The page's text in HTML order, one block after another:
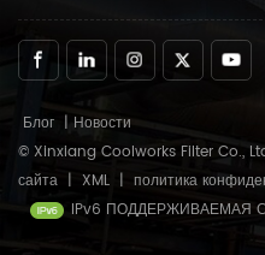
Блог | Новости
© Xinxiang Coolworks Filter Co.,
сайта | XML | политика
IPv6 ПОДДЕРЖИВАЕМАЯ